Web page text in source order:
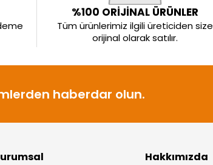
%100 ORİJİNAL ÜRÜNLER
Tüm ürünlerimiz ilgili üreticiden size
orijinal olarak satılır.
haberdar olun.
Hakkımızda